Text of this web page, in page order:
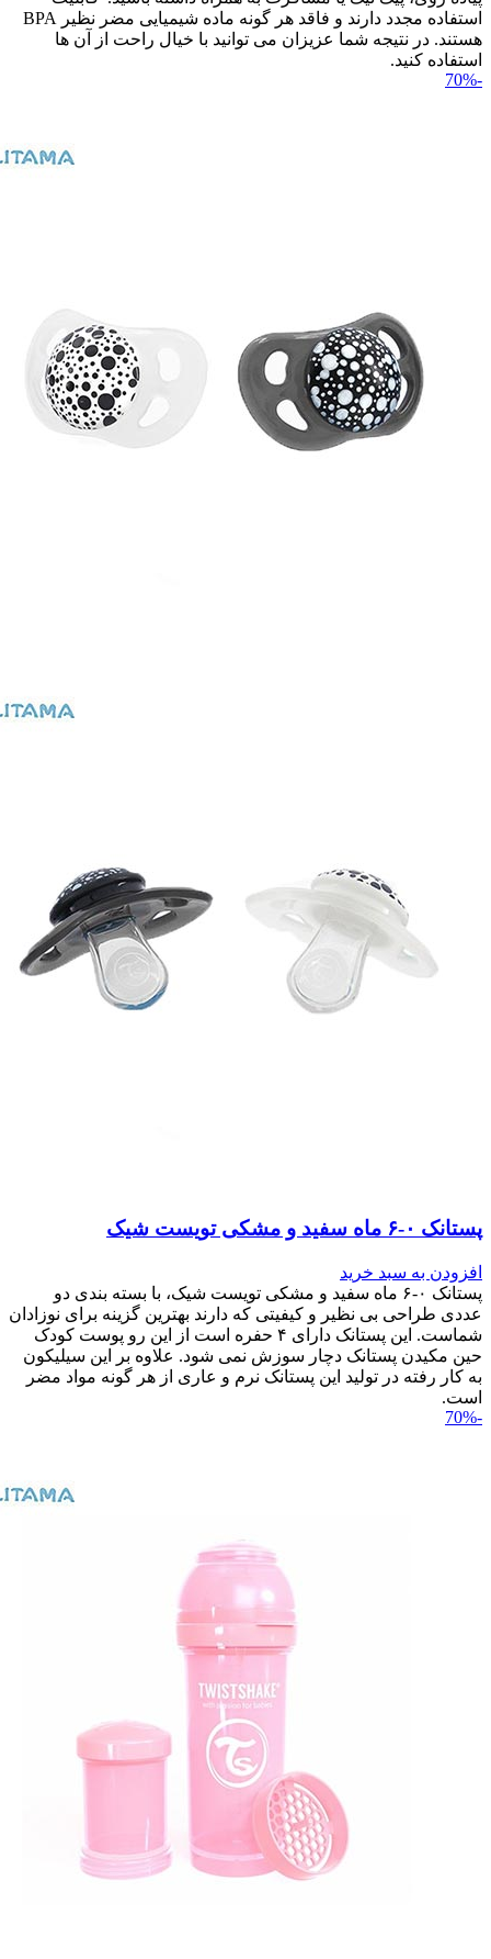
استفاده مجدد دارند و فاقد هر گونه ماده شیمیایی مضر نظیر BPA
هستند. در نتیجه شما عزیزان می توانید با خیال راحت از آن ها
استفاده کنید.
-70%
پستانک ۰-۶ ماه سفید و مشکی تویست شیک
افزودن به سبد خرید
پستانک ۰-۶ ماه سفید و مشکی تویست شیک، با بسته بندی دو
عددی طراحی بی نظیر و کیفیتی که دارند بهترین گزینه برای نوزادان
شماست. این پستانک دارای ۴ حفره است از این رو پوست کودک
حین مکیدن پستانک دچار سوزش نمی شود. علاوه بر این سیلیکون
به کار رفته در تولید این پستانک نرم و عاری از هر گونه مواد مضر
است.
-70%